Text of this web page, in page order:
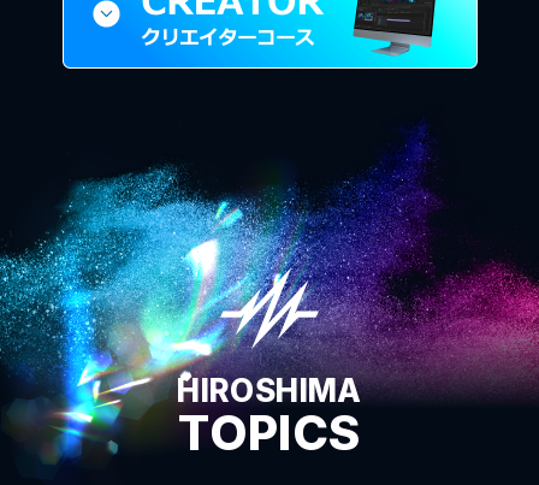
HIROSHIMA
TOPICS